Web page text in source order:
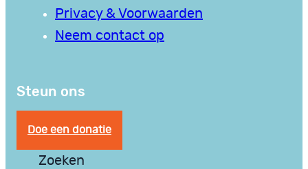
Privacy & Voorwaarden
Neem contact op
Steun ons
Doe een donatie
Zoeken